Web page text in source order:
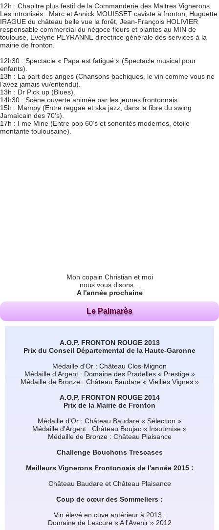
12h : Chapitre plus festif de la Commanderie des Maitres Vignerons.
Les intronisés : Marc et Annick MOUISSET caviste à fronton, Huguette
IRAGUE du château belle vue la forêt, Jean-François HOLIVIER
responsable commercial du négoce fleurs et plantes au MIN de
toulouse, Evelyne PEYRANNE directrice générale des services à la
mairie de fronton.
12h30 : Spectacle « Papa est fatigué » (Spectacle musical pour
enfants).
13h : La part des anges (Chansons bachiques, le vin comme vous ne
l’avez jamais vu/entendu).
13h : Dr Pick up (Blues).
14h30 : Scène ouverte animée par les jeunes frontonnais.
15h : Mampy (Entre reggae et ska jazz, dans la fibre du swing
Jamaïcain des 70’s).
17h : I me Mine (Entre pop 60’s et sonorités modernes, étoile
montante toulousaine).
Mon copain Christian et moi
nous vous disons...
A l'année prochaine
Le Palmarès
A.O.P. FRONTON ROUGE 2013
Prix du Conseil Départemental de la Haute-Garonne
Médaille d'Or : Château Clos-Mignon
Médaille d’Argent : Domaine des Pradelles « Prestige »
Médaille de Bronze : Château Baudare « Vieilles Vignes »
A.O.P. FRONTON ROUGE 2014
Prix de la Mairie de Fronton
Médaille d'Or : Château Baudare « Sélection »
Médaille d'Argent : Château Boujac « Insoumise »
Médaille de Bronze : Château Plaisance
Challenge Bouchons Trescases
Meilleurs Vignerons Frontonnais de l'année 2015 :
Château Baudare et Château Plaisance
Coup de cœur des Sommeliers :
Vin élevé en cuve antérieur à 2013 :
Domaine de Lescure « A l’Avenir » 2012